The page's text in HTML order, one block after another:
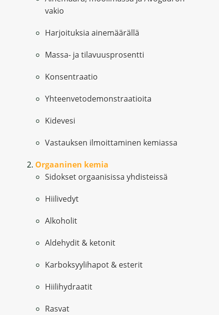
vakio
Harjoituksia ainemäärällä
Massa- ja tilavuusprosentti
Konsentraatio
Yhteenvetodemonstraatioita
Kidevesi
Vastauksen ilmoittaminen kemiassa
Orgaaninen kemia
Sidokset orgaanisissa yhdisteissä
Hiilivedyt
Alkoholit
Aldehydit & ketonit
Karboksyylihapot & esterit
Hiilihydraatit
Rasvat